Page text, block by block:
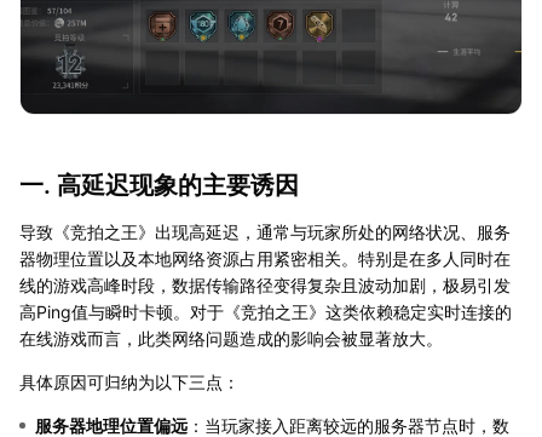
一. 高延迟现象的主要诱因
导致《竞拍之王》出现高延迟，通常与玩家所处的网络状况、服务
器物理位置以及本地网络资源占用紧密相关。特别是在多人同时在
线的游戏高峰时段，数据传输路径变得复杂且波动加剧，极易引发
高Ping值与瞬时卡顿。对于《竞拍之王》这类依赖稳定实时连接的
在线游戏而言，此类网络问题造成的影响会被显著放大。
具体原因可归纳为以下三点：
服务器地理位置偏远 ：当玩家接入距离较远的服务器节点时，数